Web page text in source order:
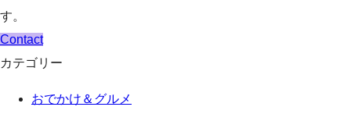
す。
Contact
カテゴリー
おでかけ＆グルメ